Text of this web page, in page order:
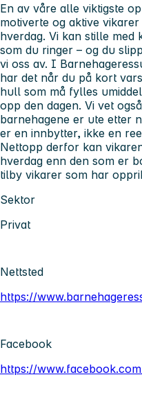
En av våre alle viktigste
motiverte og aktive
hverdag. Vi kan stille med
som du ringer – og du
vi oss av. I
har det når du på kort
hull som må fylles
opp den dagen. Vi vet
barnehagene er ute etter
er en innbytter, ikke en
Nettopp derfor kan
hverdag enn den som er
tilby vikarer som har
Sektor
Privat
Nettsted
https://
Facebook
https://